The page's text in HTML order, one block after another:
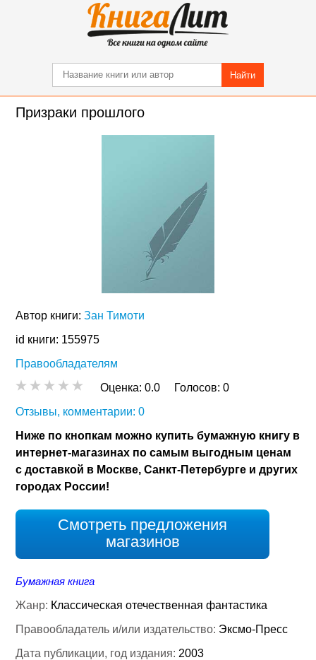
Найти
Призраки прошлого
Автор книги:Зан Тимоти
id книги: 155975
Правообладателям
Оценка:0.0 Голосов:0
Отзывы, комментарии: 0
Ниже по кнопкам можно купить бумажную книгу в
интернет-магазинах по самым выгодным ценам
с доставкой в Москве, Санкт-Петербурге и других
городах России!
Смотреть предложения
магазинов
Бумажная книга
Жанр: Классическая отечественная фантастика
Правообладатель и/или издательство: Эксмо-Пресс
Дата публикации, год издания: 2003